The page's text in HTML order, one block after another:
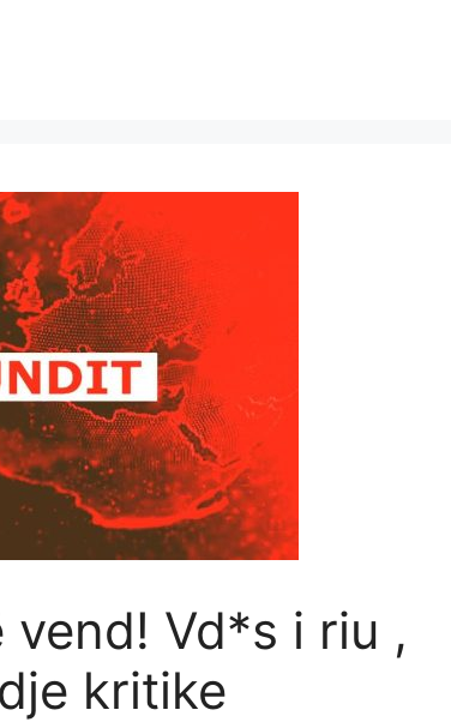
Vd*s i riu ,
kritike